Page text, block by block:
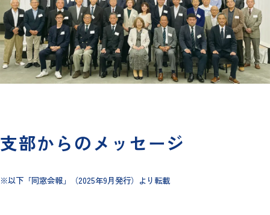
支部からのメッセージ
※以下「同窓会報」（2025年9月発行）より転載